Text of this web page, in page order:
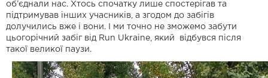
об’єднали нас. Хтось спочатку лише спостерігав та
підтримував інших учасників, а згодом до забігів
долучились вже і вони. І ми точно не зможемо забути
цьогорічний забіг від Run Ukraine, який відбувся після
такої великої паузи.